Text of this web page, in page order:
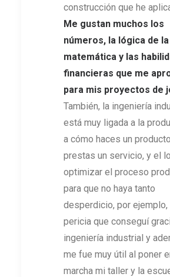
construcción que he
Me gustan muchos los
números, la lógica de la
matemática y las
financieras que me
para mis proyectos de
También, la ingeniería
está muy ligada a la
a cómo haces un
prestas un servicio, y el
optimizar el proceso
para que no haya tanto
desperdicio, por ejemplo,
pericia que conseguí
ingeniería industrial y
me fue muy útil al poner
marcha mi taller y la